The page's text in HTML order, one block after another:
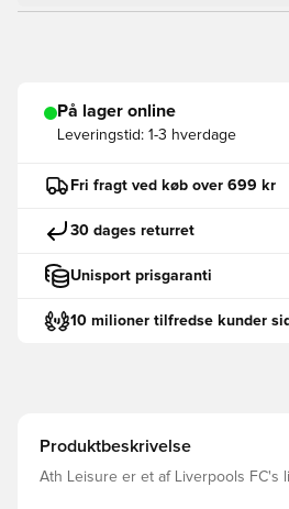
På lager online
Leveringstid: 1-3 hverdage
Fri fragt ved køb over 699 kr
30 dages returret
Unisport prisgaranti
10 milioner tilfredse kunder
Produktbeskrivelse
Ath Leisure er et af Liverpools FC's